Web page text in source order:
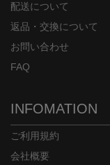
配送について
返品・交換について
お問い合わせ
FAQ
INFOMATION
ご利用規約
会社概要